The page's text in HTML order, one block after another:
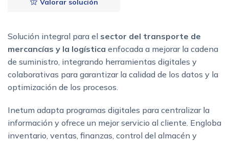
Valorar solución
Solución integral para el sector del transporte de
mercancías y la logística enfocada a mejorar la cadena
de suministro, integrando herramientas digitales y
colaborativas para garantizar la calidad de los datos y la
optimización de los procesos.
Inetum adapta programas digitales para centralizar la
información y ofrece un mejor servicio al cliente. Engloba
inventario, ventas, finanzas, control del almacén y